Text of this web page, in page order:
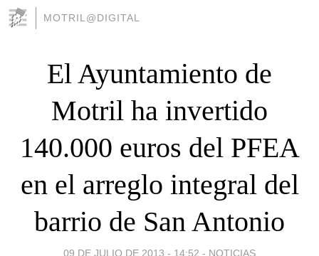
MOTRIL@DIGITAL
El Ayuntamiento de
Motril ha invertido
140.000 euros del PFEA
en el arreglo integral del
barrio de San Antonio
09 DE JULIO DE 2013 - 14:52 - NOTICIAS